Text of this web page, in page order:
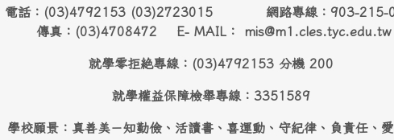
電話：(03)4792153 (03)2723015 網路專線：903-215-
傳真：(03)4708472 E- MAIL： mis@m1.cles.tyc.edu.tw
就學零拒絶專線：(03)4792153 分機 200
就學權益保障檢舉專線：3351589
學校願景：真善美－知勤儉、活讀書、喜運動、守紀律、負責任、